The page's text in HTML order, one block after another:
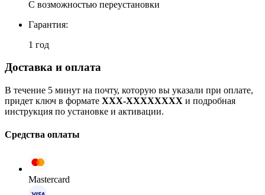
С возможностью переустановки
Гарантия:
1 год
Доставка и оплата
В течение 5 минут на почту, которую вы указали при оплате,
придет ключ в формате XXX-XXXXXXXX и подробная
инструкция по установке и активации.
Средства оплаты
Mastercard